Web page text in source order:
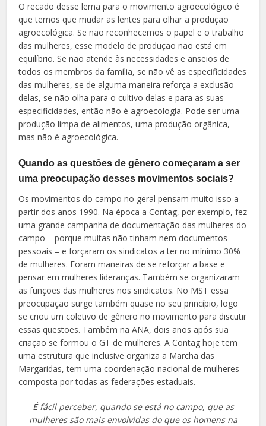
O recado desse lema para o movimento agroecológico é
que temos que mudar as lentes para olhar a produção
agroecológica. Se não reconhecemos o papel e o trabalho
das mulheres, esse modelo de produção não está em
equilíbrio. Se não atende às necessidades e anseios de
todos os membros da família, se não vê as especificidades
das mulheres, se de alguma maneira reforça a exclusão
delas, se não olha para o cultivo delas e para as suas
especificidades, então não é agroecologia. Pode ser uma
produção limpa de alimentos, uma produção orgânica,
mas não é agroecológica.
Quando as questões de gênero começaram a ser
uma preocupação desses movimentos sociais?
Os movimentos do campo no geral pensam muito isso a
partir dos anos 1990. Na época a Contag, por exemplo, fez
uma grande campanha de documentação das mulheres do
campo – porque muitas não tinham nem documentos
pessoais – e forçaram os sindicatos a ter no mínimo 30%
de mulheres. Foram maneiras de se reforçar a base e
pensar em mulheres lideranças. Também se organizaram
as funções das mulheres nos sindicatos. No MST essa
preocupação surge também quase no seu princípio, logo
se criou um coletivo de gênero no movimento para discutir
essas questões. Também na ANA, dois anos após sua
criação se formou o GT de mulheres. A Contag hoje tem
uma estrutura que inclusive organiza a Marcha das
Margaridas, tem uma coordenação nacional de mulheres
composta por todas as federações estaduais.
É fácil perceber, quando se está no campo, que as
mulheres são mais envolvidas do que os homens na